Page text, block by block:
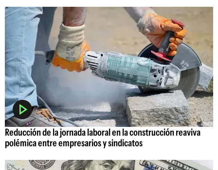
Reducción de la jornada laboral en la construcción reaviva
polémica entre empresarios y sindicatos